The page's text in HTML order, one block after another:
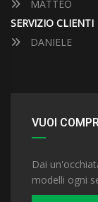
MATTEO
SERVIZIO CLIENTI
DANIELE
VUOI
Dai
modelli ogni